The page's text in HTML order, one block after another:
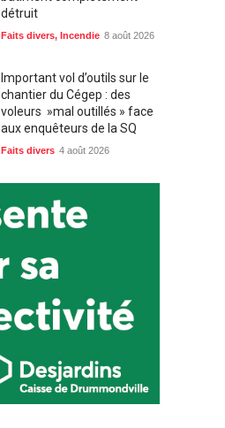
détruit
Faits divers, Incendie 8 août 2026
Important vol d’outils sur le
chantier du Cégep : des
voleurs »mal outillés » face
aux enquêteurs de la SQ
Faits divers 4 août 2026